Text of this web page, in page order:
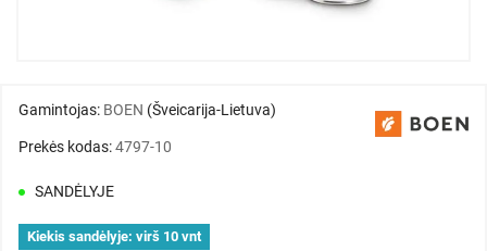
Gamintojas: BOEN (Šveicarija-Lietuva)
Prekės kodas:4797-10
SANDĖLYJE
Kiekis sandėlyje: virš 10 vnt